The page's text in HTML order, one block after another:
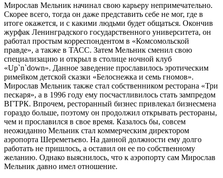
Мирослав Мельник начинал свою карьеру непримечательно.
Скорее всего, тогда он даже представить себе не мог, где в
итоге окажется, и с какими людьми будет общаться. Окончив
журфак Ленинградского государственного университета, он
работал простым корреспондентом в «Комсомольской
правде», а также в ТАСС. Затем Мельник сменил свою
специализацию и открыл в столице ночной клуб
«Up`n`down». Данное заведение прославилось эротическим
римейком детской сказки «Белоснежка и семь гномов».
Мирослав Мельник также стал собственником ресторана «Три
пескаря», а в 1996 году ему посчастливилось стать зампредом
ВГТРК. Впрочем, ресторанный бизнес привлекал бизнесмена
гораздо больше, поэтому он продолжил открывать рестораны,
чем и прославился в свое время. Казалось бы, совсем
неожиданно Мельник стал коммерческим директором
аэропорта Шереметьево. На данной должности ему долго
работать не пришлось, а оставил он ее по собственному
желанию. Однако выяснилось, что к аэропорту сам Мирослав
Мельник давно имел отношение.